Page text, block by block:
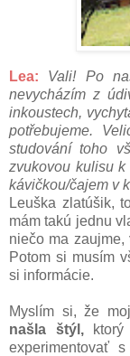
Lea: Vali! Po
nevycházím z
inkoustech,
potřebujeme.
studování toho
zvukovou kulisu
kávičkou/čajem v
Leuška zlatúšik,
mám takú jednu
niečo ma zaujme,
Potom si musím
si informácie.
Myslím si, že
našla štýl,ktorý
experimentovať